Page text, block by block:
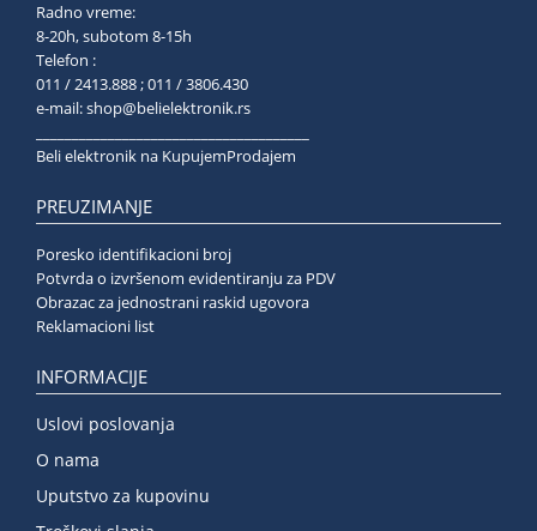
Radno vreme:
8-20h, subotom 8-15h
Telefon :
011 / 2413.888 ; 011 / 3806.430
e-mail:shop@belielektronik.rs
Beli elektronik na KupujemProdajem
PREUZIMANJE
Poresko identifikacioni broj
Potvrda o izvršenom evidentiranju za PDV
Obrazac za jednostrani raskid ugovora
Reklamacioni list
INFORMACIJE
Uslovi poslovanja
O nama
Uputstvo za kupovinu